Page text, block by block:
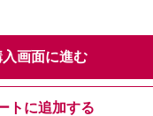
入画面に進む
トに追加する